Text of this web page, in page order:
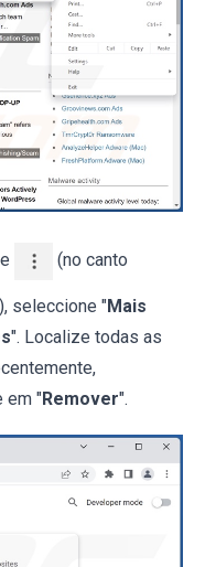
(no canto
seleccione "Mais
". Localize todas as
em "Remover".